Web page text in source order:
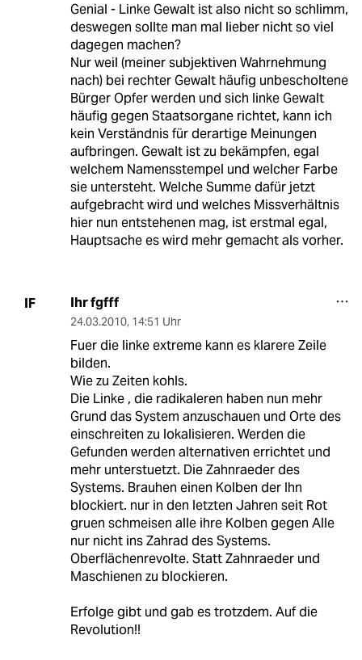
Genial - Linke Gewalt ist also nicht so schlimm,
deswegen sollte man mal lieber nicht so viel
dagegen machen?
Nur weil (meiner subjektiven Wahrnehmung
nach) bei rechter Gewalt häufig unbescholtene
Bürger Opfer werden und sich linke Gewalt
häufig gegen Staatsorgane richtet, kann ich
kein Verständnis für derartige Meinungen
aufbringen. Gewalt ist zu bekämpfen, egal
welchem Namensstempel und welcher Farbe
sie untersteht. Welche Summe dafür jetzt
aufgebracht wird und welches Missverhältnis
hier nun entstehenen mag, ist erstmal egal,
Hauptsache es wird mehr gemacht als vorher.
IF Ihr fgfff
24.03.2010, 14:51 Uhr
Fuer die linke extreme kann es klarere Zeile
bilden.
Wie zu Zeiten kohls.
Die Linke , die radikaleren haben nun mehr
Grund das System anzuschauen und Orte des
einschreiten zu lokalisieren. Werden die
Gefunden werden alternativen errichtet und
mehr unterstuetzt. Die Zahnraeder des
Systems. Brauhen einen Kolben der Ihn
blockiert. nur in den letzten Jahren seit Rot
gruen schmeisen alle ihre Kolben gegen Alle
nur nicht ins Zahrad des Systems.
Oberflächenrevolte. Statt Zahnraeder und
Maschienen zu blockieren.
Erfolge gibt und gab es trotzdem. Auf die
Revolution!!